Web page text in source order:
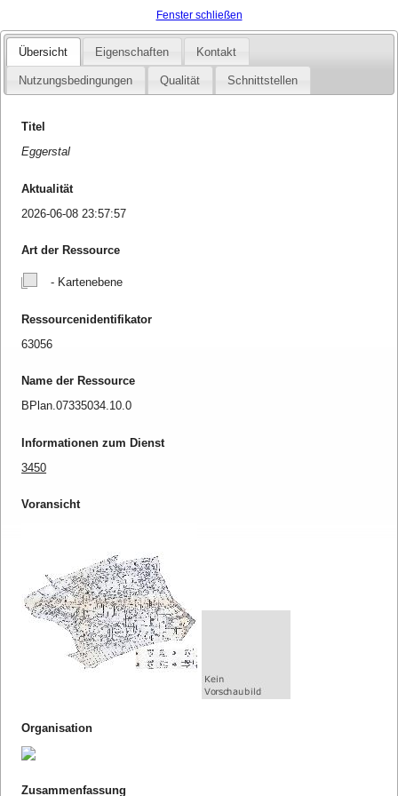
Fenster schließen
Übersicht Eigenschaften Kontakt
Nutzungsbedingungen Qualität Schnittstellen
Titel
Eggerstal
Aktualität
2026-06-08 23:57:57
Art der Ressource
- Kartenebene
Ressourcenidentifikator
63056
Name der Ressource
BPlan.07335034.10.0
Informationen zum Dienst
3450
Voransicht
Organisation
Zusammenfassung